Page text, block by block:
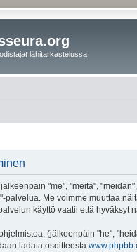
lähitarkastelussa
"me", "meitä",
palvelua. Me voimme muuttaa
käyttö vaatii että hyväksyt
(jälkeenpäin "he",
ladata osoitteesta